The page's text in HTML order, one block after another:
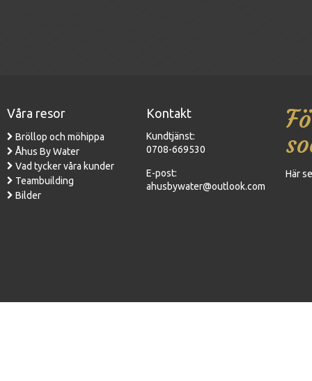
Våra resor
Bröllop och möhippa
Åhus By Water
Vad tycker våra kunder
Teambuilding
Bilder
Kontakt
Kundtjänst:
0708-669530
E-post:
ahusbywater@outlook.com
Här